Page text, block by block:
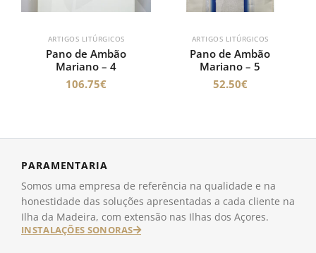
ARTIGOS LITÚRGICOS
Pano de Ambão
Mariano – 4
106.75€
ARTIGOS LITÚRGICOS
Pano de Ambão
Mariano – 5
52.50€
PARAMENTARIA
Somos uma empresa de referência na qualidade e na
honestidade das soluções apresentadas a cada cliente na
Ilha da Madeira, com extensão nas Ilhas dos Açores.
INSTALAÇÕES SONORAS